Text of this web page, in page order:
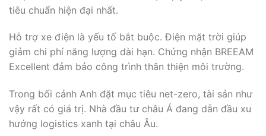
tiêu chuẩn hiện đại nhất.
Hỗ trợ xe điện là yếu tố bắt buộc. Điện mặt trời giúp
giảm chi phí năng lượng dài hạn. Chứng nhận BREEAM
Excellent đảm bảo công trình thân thiện môi trường.
Trong bối cảnh Anh đặt mục tiêu net-zero, tài sản như
vậy rất có giá trị. Nhà đầu tư châu Á đang dẫn đầu xu
hướng logistics xanh tại châu Âu.